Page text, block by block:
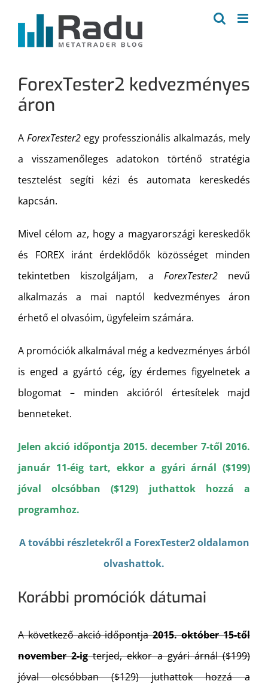
ForexTester2 kedvezményes
áron
A ForexTester2 egy professzionális alkalmazás, mely
a visszamenőleges adatokon történő stratégia
tesztelést segíti kézi és automata kereskedés
kapcsán.
Mivel célom az, hogy a magyarországi kereskedők
és FOREX iránt érdeklődők közösséget minden
tekintetben kiszolgáljam, a ForexTester2nevű
alkalmazás a mai naptól kedvezményes áron
érhető el olvasóim, ügyfeleim számára.
A promóciók alkalmával még a kedvezményes árból
is enged a gyártó cég, így érdemes figyelnetek a
blogomat – minden akcióról értesítelek majd
benneteket.
Jelen akció időpontja 2015. december 7-től 2016.
január 11-éig tart, ekkor a gyári árnál ($199)
jóval olcsóbban ($129) juthattok hozzá a
programhoz.
A további részletekről a ForexTester2 oldalamon
olvashattok.
Korábbi promóciók dátumai
A következő akció időpontja2015. október 15-től
november 2-igterjed, ekkor a gyári árnál ($199)
jóval olcsóbban ($129) juthattok hozzá a